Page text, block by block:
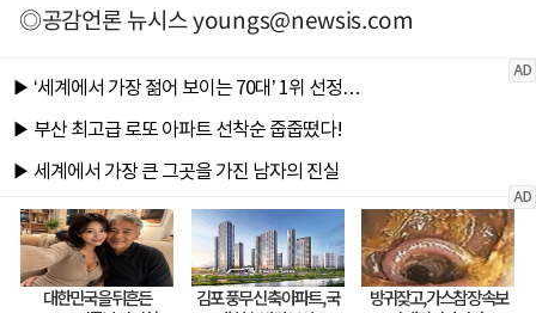
◎공감언론 뉴시스youngs@newsis.com